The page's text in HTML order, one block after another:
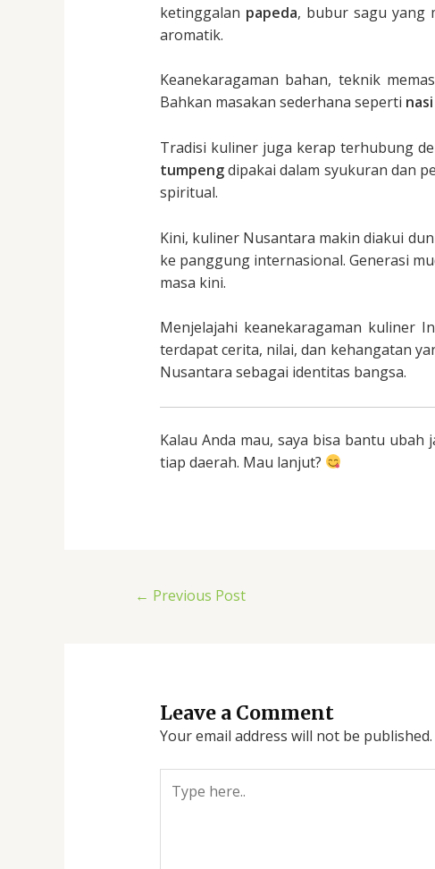
ketinggalan papeda, bubur sagu yang
aromatik.
Keanekaragaman bahan, teknik
Bahkan masakan sederhana seperti
Tradisi kuliner juga kerap terhubung
tumpengdipakai dalam syukuran dan
spiritual.
Kini, kuliner Nusantara makin diakui
ke panggung internasional. Generasi
masa kini.
Menjelajahi keanekaragaman kuliner
terdapat cerita, nilai, dan kehangatan
Nusantara sebagai identitas bangsa.
Kalau Anda mau, saya bisa bantu
tiap daerah. Mau lanjut?
← Previous Post
Leave a Comment
Your email address will not be published.
here..